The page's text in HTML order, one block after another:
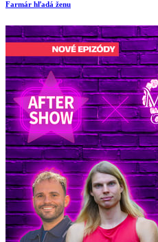
Farmár hľadá ženu